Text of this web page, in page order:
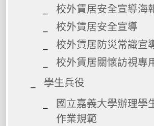
校外賃居安全宣導海
校外賃居安全宣導
校外賃居防災常識宣
校外賃居關懷訪視專
學生兵役
國立嘉義大學辦理學
作業規範